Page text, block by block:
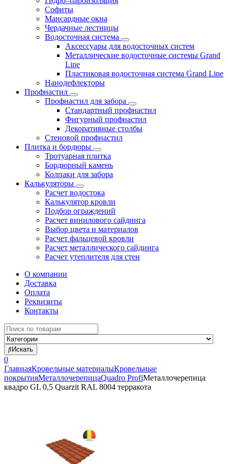
Софиты
Мансардные окна
Чердачные лестницы
Водосточная система
Аксессуары для водосточных систем
Металлические водосточные системы Grand
Line
Пластиковая водосточная система Grand Line
Нанодефлекторы
Профнастил
Профнастил для забора
Стандартный профнастил
Фигурный профнастил
Декоративные столбы
Стеновой профнастил
Плитка и бордюры
Тротуарная плитка
Бордюрный камень
Колпаки для забора
Калькуляторы
Расчет водостока
Калькулятор кровли
Подбор ограждений
Расчет винилового сайдинга
Выбор цвета и материалов
Расчет фальцевой кровли
Расчет металлического сайдинга
Расчет утеплителя для стен
О компании
Доставка
Оплата
Реквизиты
Контакты
Search
for:
Искать
0
ГлавнаяКровельные материалыКровельные
покрытияМеталлочерепицаQuadro ProfiМеталлочерепица
квадро GL 0,5 Quarzit RAL 8004 терракота